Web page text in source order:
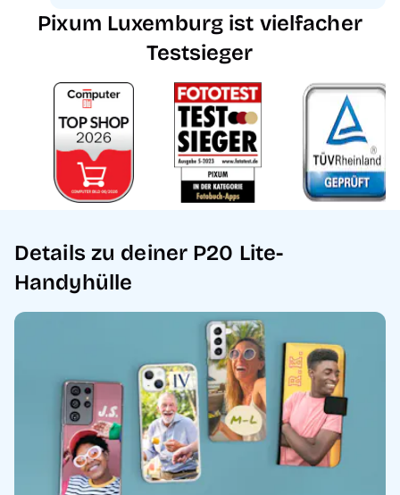
Pixum Luxemburg ist vielfacher
Testsieger
Details zu deiner P20 Lite-
Handyhülle